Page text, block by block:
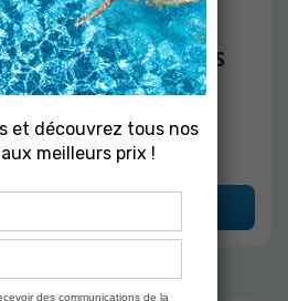
CCEI
CCEI Zelia VP - S
sous 2 à 5 jours
559,00 €